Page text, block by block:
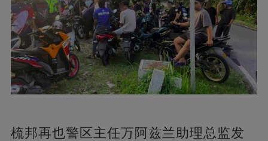
梳邦再也警区主任万阿兹兰助理总监发